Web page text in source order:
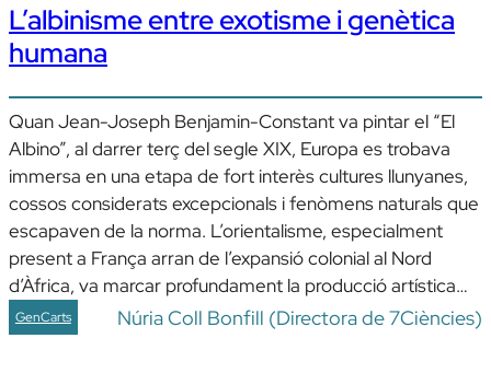
L’albinisme entre exotisme i genètica
humana
Quan Jean-Joseph Benjamin-Constant va pintar el “El
Albino”, al darrer terç del segle XIX, Europa es trobava
immersa en una etapa de fort interès cultures llunyanes,
cossos considerats excepcionals i fenòmens naturals que
escapaven de la norma. L’orientalisme, especialment
present a França arran de l’expansió colonial al Nord
d’Àfrica, va marcar profundament la producció artística…
GenCarts Núria Coll Bonfill (Directora de 7Ciències)